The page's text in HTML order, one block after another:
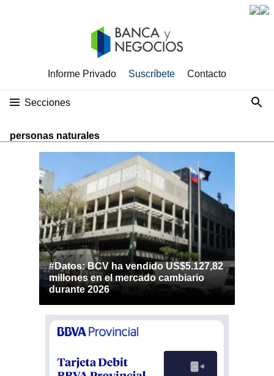
Informe Privado Suscríbete Contacto
Secciones
personas naturales
#Datos: BCV ha vendido US$5.127,82
millones en el mercado cambiario
durante 2026